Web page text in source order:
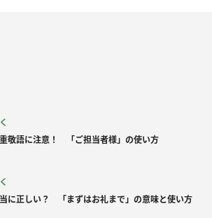
敬語に注意！ 「ご担当者様」の使い方
に正しい？ 「まずはお礼まで」の意味と使い方